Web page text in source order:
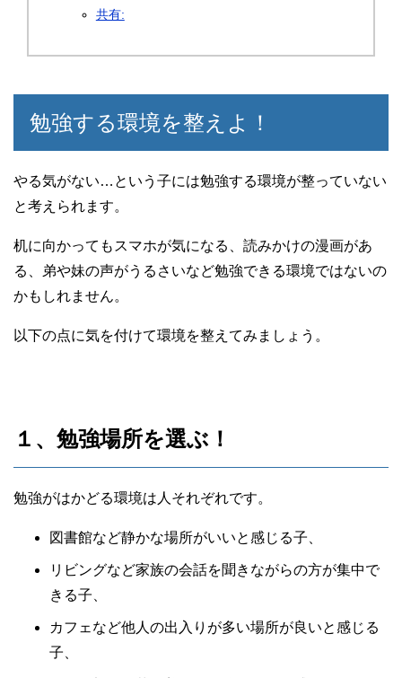
共有:
勉強する環境を整えよ！
やる気がない…という子には勉強する環境が整っていない
と考えられます。
机に向かってもスマホが気になる、読みかけの漫画があ
る、弟や妹の声がうるさいなど勉強できる環境ではないの
かもしれません。
以下の点に気を付けて環境を整えてみましょう。
１、勉強場所を選ぶ！
勉強がはかどる環境は人それぞれです。
図書館など静かな場所がいいと感じる子、
リビングなど家族の会話を聞きながらの方が集中で
きる子、
カフェなど他人の出入りが多い場所が良いと感じる
子、